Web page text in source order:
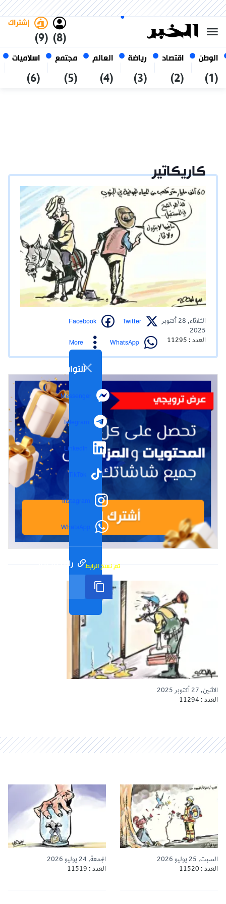
الوطن
(1)
اقتصاد
(2)
رياضة
(3)
العالم
(4)
مجتمع
(5)
اسلاميات
(6)
(8)
إشتراك
(9)
06 أغسطس 2026
الجزائر
كاريكاتير
الثلاثاء, 28 أكتوبر
2025
العدد : 11295
Twitter
Facebook
WhatsApp
More
التواصل الاجتماعي
Messenger
Telegram
LinkedIn
TikTok
Instagram
WhatsApp
رابط مختصر تم نسخ الرابط
الاثنين, 27 أكتوبر 2025
العدد : 11294
السبت, 25 يوليو 2026
العدد : 11520
الجمعة, 24 يوليو 2026
العدد : 11519